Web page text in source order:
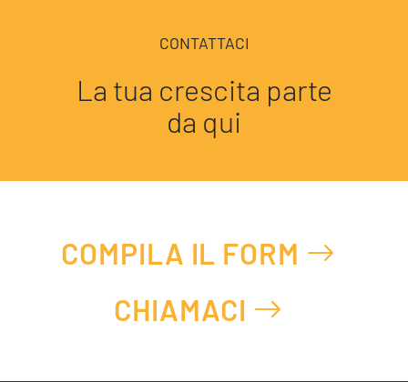
CONTATTACI
La tua crescita parte
da qui
COMPILA IL FORM
CHIAMACI